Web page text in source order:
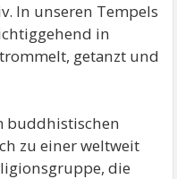
In unseren Tempels
in
getanzt und
buddhistischen
zu einer weltweit
die